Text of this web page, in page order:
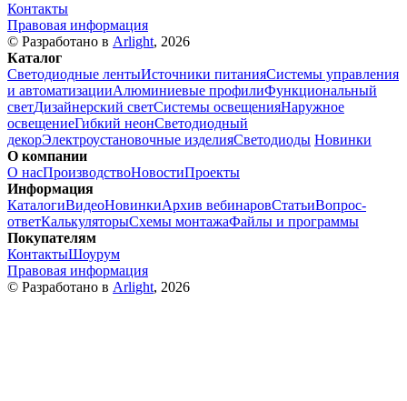
Контакты
Правовая информация
© Разработано в Arlight, 2026
Каталог
Светодиодные лентыИсточники питанияСистемы управления
и автоматизацииАлюминиевые профилиФункциональный
светДизайнерский светСистемы освещенияНаружное
освещениеГибкий неонСветодиодный
декорЭлектроустановочные изделияСветодиоды Новинки
О компании
О насПроизводствоНовостиПроекты
Информация
КаталогиВидеоНовинкиАрхив вебинаровСтатьиВопрос-
ответКалькуляторыСхемы монтажаФайлы и программы
Покупателям
КонтактыШоурум
Правовая информация
© Разработано в Arlight, 2026